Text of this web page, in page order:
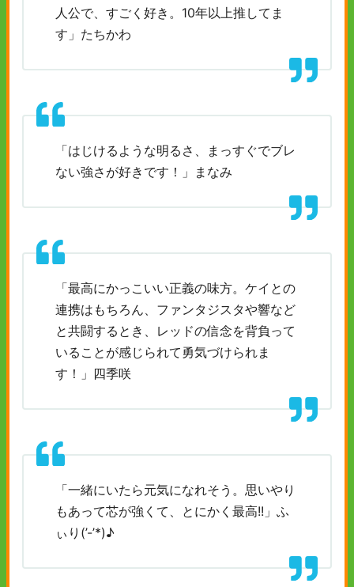
人公で、すごく好き。10年以上推してま
す」たちかわ
「はじけるような明るさ、まっすぐでブレ
ない強さが好きです！」まなみ
「最高にかっこいい正義の味方。ケイとの
連携はもちろん、ファンタジスタや響など
と共闘するとき、レッドの信念を背負って
いることが感じられて勇気づけられま
す！」四季咲
「一緒にいたら元気になれそう。思いやり
もあって芯が強くて、とにかく最高!!」ふ
ぃり(’-’*)♪